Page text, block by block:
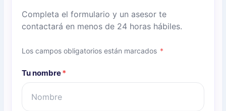
Completa el formulario y un asesor te
contactará en menos de 24 horas hábiles.
Los campos obligatorios están marcados *
Tu nombre*